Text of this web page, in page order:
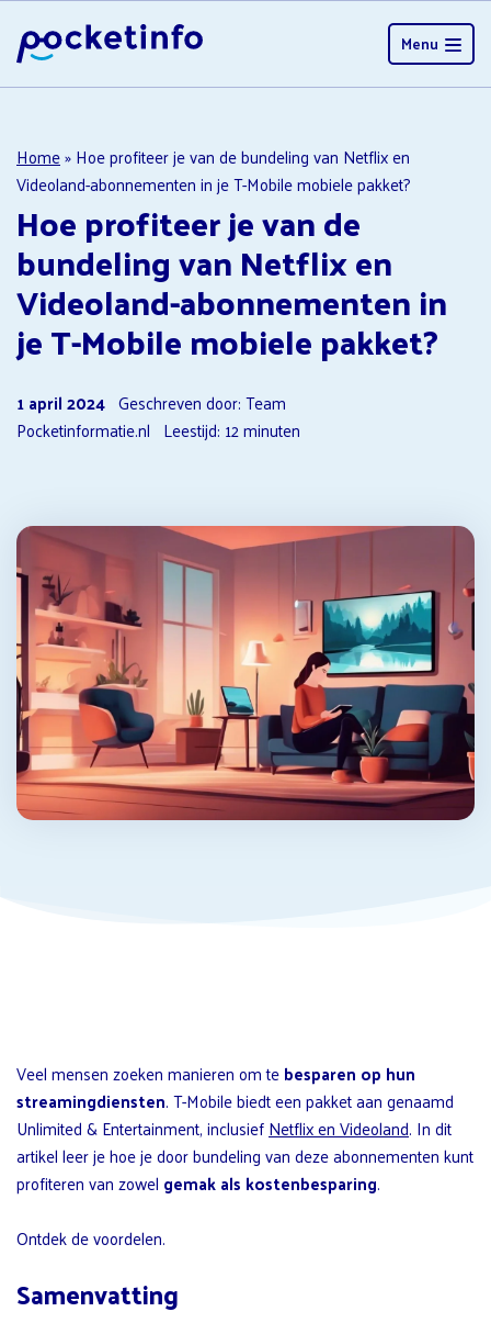
Menu
Home»Hoe profiteer je van de bundeling van Netflix en
Videoland-abonnementen in je T-Mobile mobiele pakket?
Hoe profiteer je van de
bundeling van Netflix en
Videoland-abonnementen in
je T-Mobile mobiele pakket?
1 april 2024 Geschreven door: Team
Pocketinformatie.nl Leestijd: 12minuten
Veel mensen zoeken manieren om tebesparen op hun
streamingdiensten. T-Mobile biedt een pakket aan genaamd
Unlimited & Entertainment, inclusiefNetflix en Videoland. In dit
artikel leer je hoe je door bundeling van deze abonnementen kunt
profiteren van zowel gemak als kostenbesparing.
Ontdek de voordelen.
Samenvatting